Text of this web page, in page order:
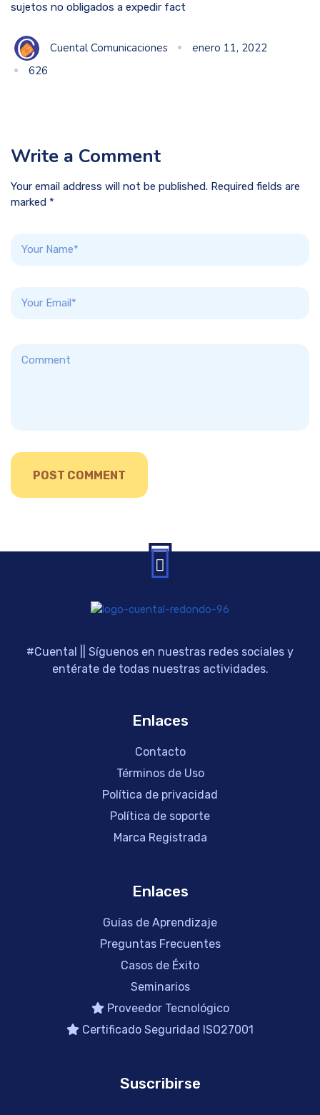
sujetos no obligados a expedir fact
Cuental Comunicaciones
enero 11, 2022
626
Write a Comment
Your email address will not be published. Required fields are
marked *
#Cuental || Síguenos en nuestras redes sociales y
entérate de todas nuestras actividades.
Enlaces
Contacto
Términos de Uso
Política de privacidad
Política de soporte
Marca Registrada
Enlaces
Guías de Aprendizaje
Preguntas Frecuentes
Casos de Éxito
Seminarios
Proveedor Tecnológico
Certificado Seguridad ISO27001
Suscribirse